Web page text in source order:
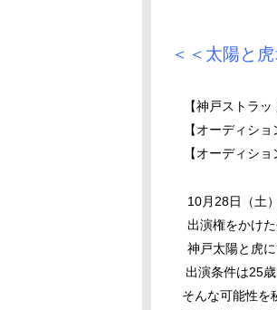
＜＜太陽と
【神戸ストラッ
【オーディショ
【オーディショ
10月28日（土）
出演権をかけた
神戸太陽と虎に
出演条件は25歳
そんな可能性を